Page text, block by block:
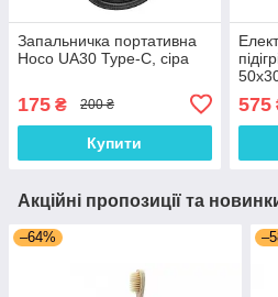
Запальничка портативна
Hoco UA30 Type-C, сіра
175 ₴ 200 ₴
Купити
575
Акційні пропозиції та
–64%